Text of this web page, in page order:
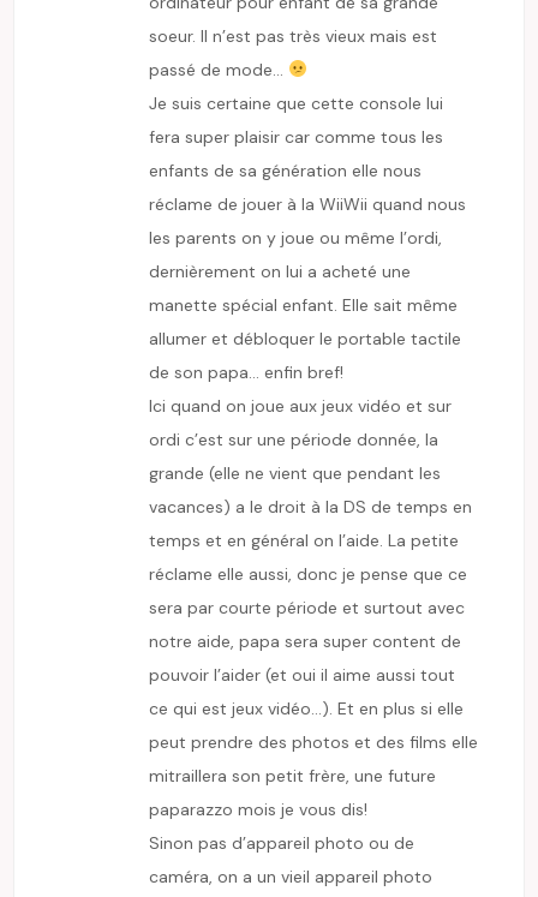
soeur. Il n’est pas très vieux mais est
passé de mode…
Je suis certaine que cette console lui
fera super plaisir car comme tous les
enfants de sa génération elle nous
réclame de jouer à la WiiWii quand nous
les parents on y joue ou même l’ordi,
dernièrement on lui a acheté une
manette spécial enfant. Elle sait même
allumer et débloquer le portable tactile
de son papa… enfin bref!
Ici quand on joue aux jeux vidéo et sur
ordi c’est sur une période donnée, la
grande (elle ne vient que pendant les
vacances) a le droit à la DS de temps en
temps et en général on l’aide. La petite
réclame elle aussi, donc je pense que ce
sera par courte période et surtout avec
notre aide, papa sera super content de
pouvoir l’aider (et oui il aime aussi tout
ce qui est jeux vidéo…). Et en plus si elle
peut prendre des photos et des films elle
mitraillera son petit frère, une future
paparazzo mois je vous dis!
Sinon pas d’appareil photo ou de
caméra, on a un vieil appareil photo